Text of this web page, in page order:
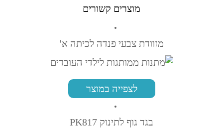
מוצרים קשורים
מזוודת צבעי פנדה לכיתה א'
לצפייה במוצר
בגד גוף לתינוק PK817